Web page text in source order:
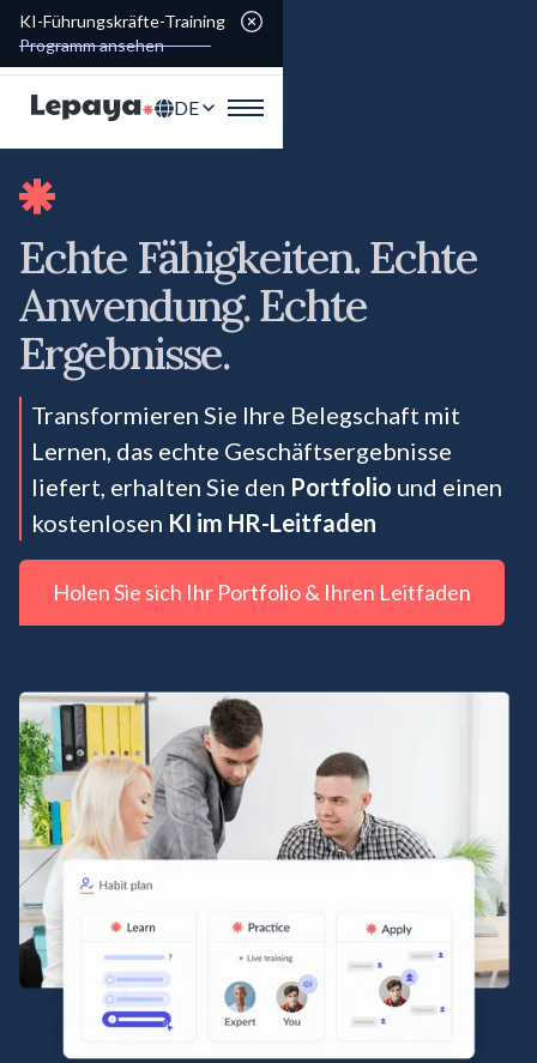
KI-Führungskräfte-Training
Programm ansehen
DE
Echte Fähigkeiten. Echte
Anwendung. Echte
Ergebnisse.
Transformieren Sie Ihre Belegschaft mit
Lernen, das echte Geschäftsergebnisse
liefert, erhalten Sie den Portfolio und einen
kostenlosen KI im HR-Leitfaden
Holen Sie sich Ihr Portfolio & Ihren Leitfaden